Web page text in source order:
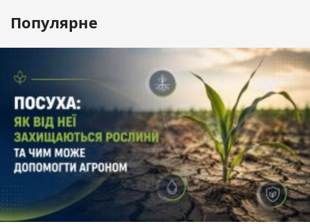
Популярне